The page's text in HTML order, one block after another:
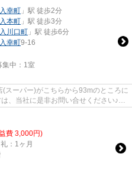
幸町 」駅 徒歩2分
本町 」駅 徒歩3分
川口町 」駅 徒歩6分
幸町9-16
中： 1室
スーパー)がこちらから93mのところに
、当社に是非お問い合せください♪当
費 3,000円)
：1ヶ月